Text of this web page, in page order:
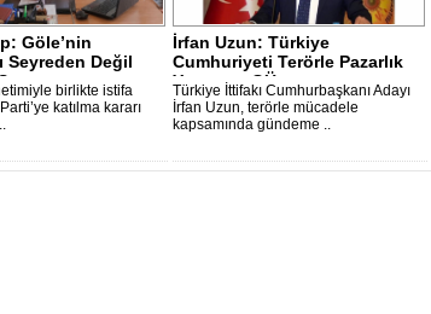
Göle’nin
Seyreden Değil
birlikte istifa
katılma kararı
İrfan Uzun: Türkiye
Cumhuriyeti Terörle Pazarlık
Yapmaz - GÜ..
Türkiye İttifakı Cumhurbaşkanı Adayı
İrfan Uzun, terörle mücadele
kapsamında gündeme ..